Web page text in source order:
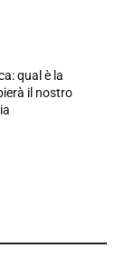
qual è la
il nostro